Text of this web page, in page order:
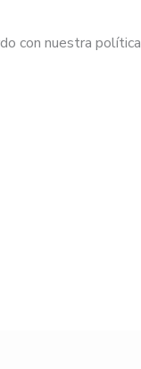
con nuestra política